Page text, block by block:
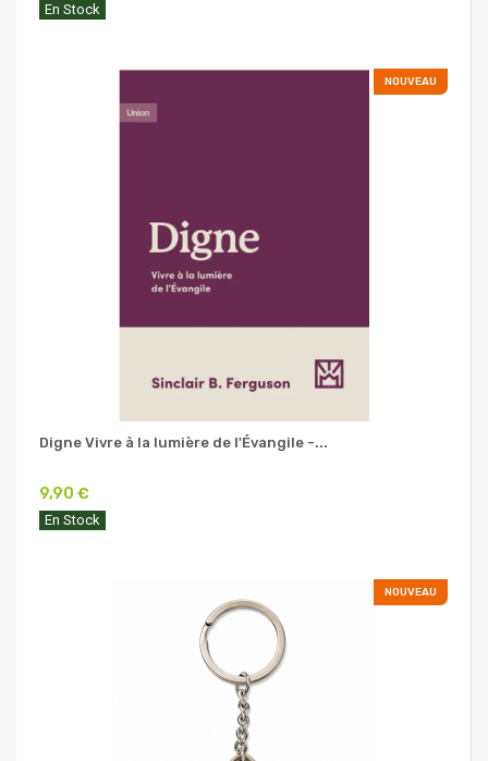
En Stock
NOUVEAU
Digne Vivre à la lumière de l'Évangile -...
9,90 €
En Stock
NOUVEAU